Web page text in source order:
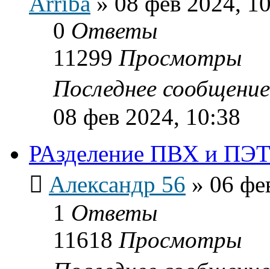
0 Ответы
11299 Просмотры
Последнее
08 фев 2024, 10:38
РАзделение ПВХ и ПЭТ
Александр 56 » 06
1 Ответы
11618 Просмотры